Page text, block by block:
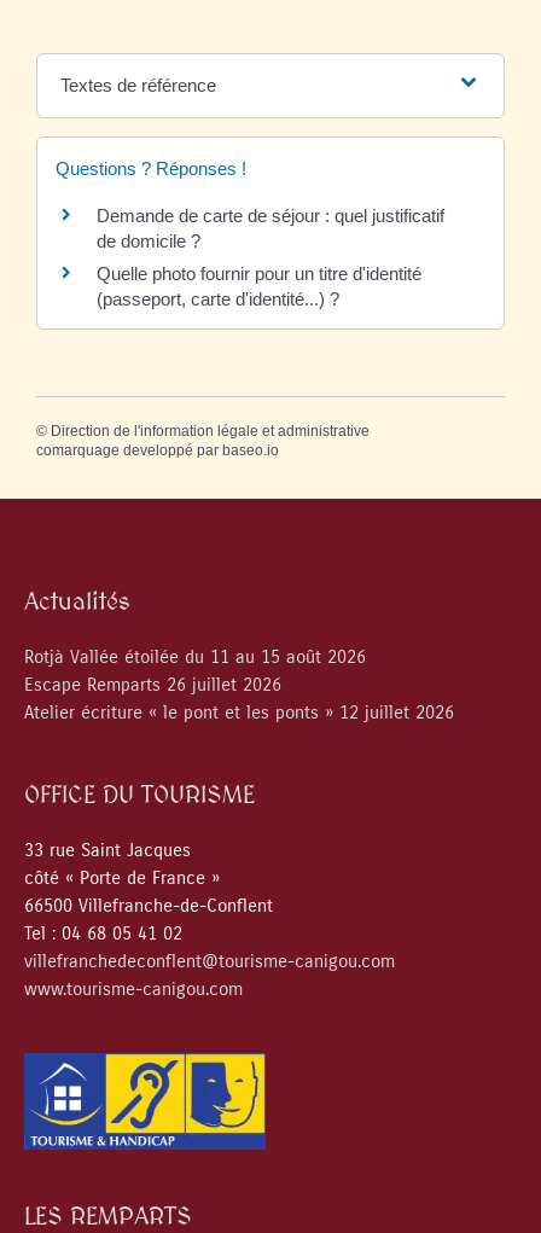
Textes de référence
Questions ? Réponses !
Demande de carte de séjour : quel justificatif
de domicile ?
Quelle photo fournir pour un titre d'identité
(passeport, carte d'identité...) ?
© Direction de l'information légale et administrative
comarquage developpé par baseo.io
Actualités
Rotjà Vallée étoilée du 11 au 15 août 2026
Escape Remparts 26 juillet 2026
Atelier écriture « le pont et les ponts » 12 juillet 2026
OFFICE DU TOURISME
33 rue Saint Jacques
côté « Porte de France »
66500 Villefranche-de-Conflent
Tel : 04 68 05 41 02
villefranchedeconflent@tourisme-canigou.com
www.tourisme-canigou.com
LES REMPARTS